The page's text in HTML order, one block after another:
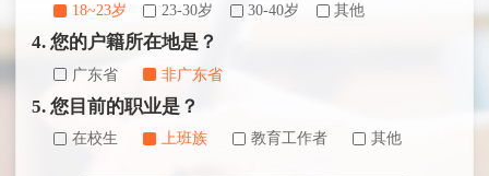
18~23岁 23-30岁 30-40岁 其他
4. 您的户籍所在地是？
广东省 非广东省
5. 您目前的职业是？
在校生 上班族 教育工作者 其他